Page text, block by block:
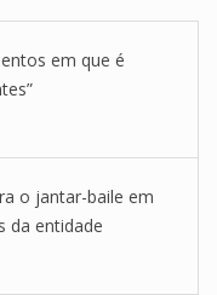
em que é
o jantar-baile em
da entidade